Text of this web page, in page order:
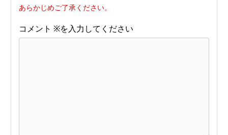
あらかじめご了承ください。
コメント ※